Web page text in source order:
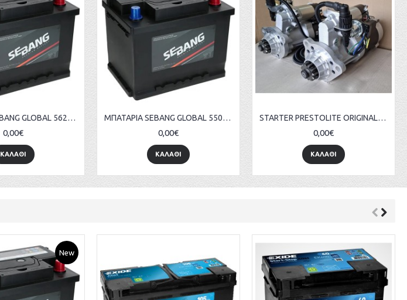
ΜΠΑΤΑΡΙΑ SEBANG GLOBAL 56219 12V 62AH 510A KOREA
0,00€
ΚΑΛΑΘΙ
ΜΠΑΤΑΡΙΑ SEBANG GLOBAL 55066 12V 50AH 415A KOREA
0,00€
ΚΑΛΑΘΙ
STARTER PRESTOLITE ORIGINAL OE M128R3824SER 24V 10kW
0,00€
ΚΑΛΑΘΙ
New